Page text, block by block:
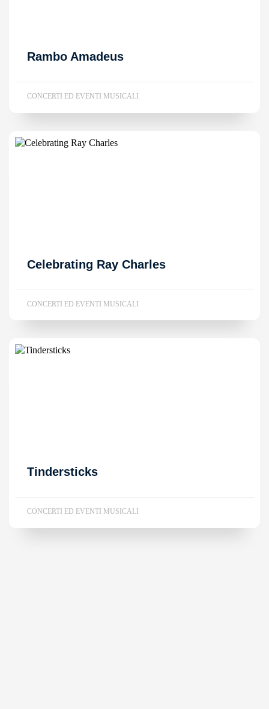
Rambo Amadeus
CONCERTI ED EVENTI MUSICALI
Celebrating Ray Charles
CONCERTI ED EVENTI MUSICALI
Tindersticks
CONCERTI ED EVENTI MUSICALI